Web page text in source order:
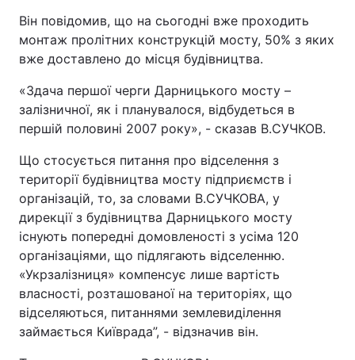
Він повідомив, що на сьогодні вже проходить
монтаж пролітних конструкцій мосту, 50% з яких
вже доставлено до місця будівництва.
«Здача першої черги Дарницького мосту –
залізничної, як і планувалося, відбудеться в
першій половині 2007 року», - сказав В.СУЧКОВ.
Що стосується питання про відселення з
території будівництва мосту підприємств і
організацій, то, за словами В.СУЧКОВА, у
дирекції з будівництва Дарницького мосту
існують попередні домовленості з усіма 120
організаціями, що підлягають відселенню.
«Укрзалізниця» компенсує лише вартість
власності, розташованої на територіях, що
відселяються, питаннями землевиділення
займається Київрада”, - відзначив він.